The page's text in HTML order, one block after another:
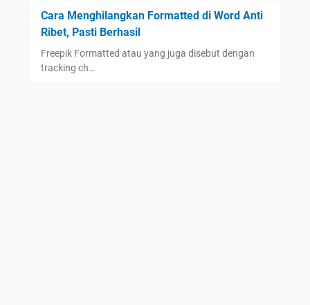
Cara Menghilangkan Formatted di Word Anti
Ribet, Pasti Berhasil
Freepik Formatted atau yang juga disebut dengan
tracking ch…